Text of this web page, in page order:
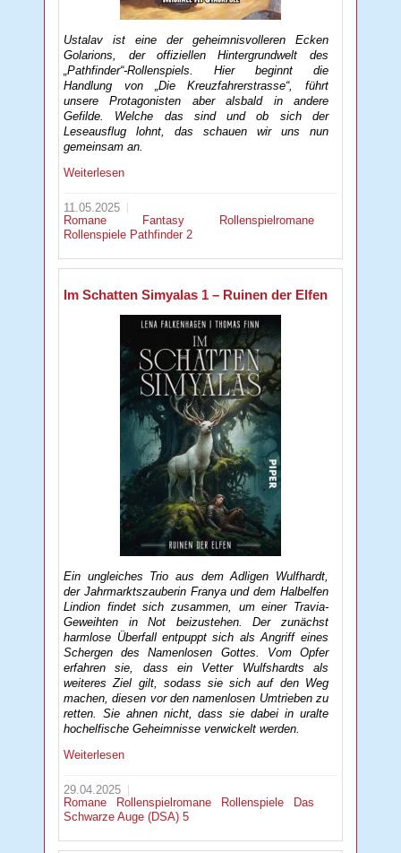
Ustalav ist eine der geheimnisvolleren Ecken
Golarions, der offiziellen Hintergrundwelt des
„Pathfinder“-Rollenspiels. Hier beginnt die
Handlung von „Die Kreuzfahrerstrasse“, führt
unsere Protagonisten aber alsbald in andere
Gefilde. Welche das sind und ob sich der
Leseausflug lohnt, das schauen wir uns nun
gemeinsam an.
Weiterlesen
11.05.2025
Romane
Fantasy
Rollenspielromane
Rollenspiele Pathfinder 2
Im Schatten Simyalas 1 – Ruinen der Elfen
Ein ungleiches Trio aus dem Adligen Wulfhardt,
der Jahrmarktszauberin Franya und dem Halbelfen
Lindion findet sich zusammen, um einer Travia-
Geweihten in Not beizustehen. Der zunächst
harmlose Überfall entpuppt sich als Angriff eines
Schergen des Namenlosen Gottes. Vom Opfer
erfahren sie, dass ein Vetter Wulfshardts als
weiteres Ziel gilt, sodass sie sich auf den Weg
machen, diesen vor den namenlosen Umtrieben zu
retten. Sie ahnen nicht, dass sie dabei in uralte
hochelfische Geheimnisse verwickelt werden.
Weiterlesen
29.04.2025
Romane
Rollenspielromane Rollenspiele
Das
Schwarze Auge (DSA) 5